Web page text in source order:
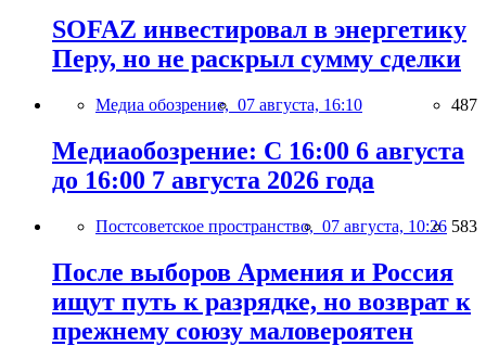
SOFAZ инвестировал в энергетику
Перу, но не раскрыл сумму сделки
Медиа обозрение, 07 августа, 16:10 487
Медиаобозрение: С 16:00 6 августа
до 16:00 7 августа 2026 года
Постсоветское пространство, 07 августа, 10:26 583
После выборов Армения и Россия
ищут путь к разрядке, но возврат к
прежнему союзу маловероятен